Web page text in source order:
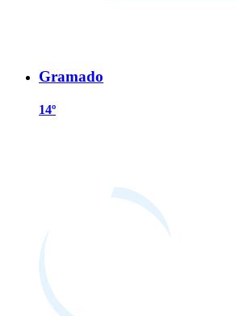
Gramado
14º